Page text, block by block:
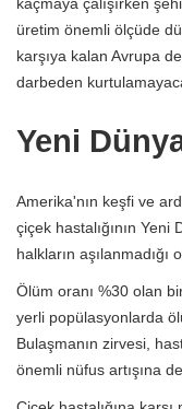
üretim önemli ölçüde
karşıya kalan Avrupa
darbeden
Yeni
Amerika'nın keşfi ve
çiçek hastalığının Yeni
halkların aşılanmadığı
Ölüm oranı %30 olan
yerli popülasyonlarda
Bulaşmanın zirvesi,
önemli nüfus artışına